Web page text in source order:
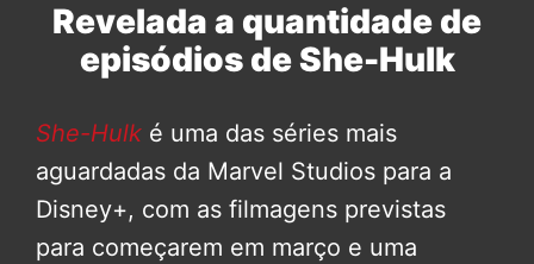
Revelada a quantidade de
episódios de She-Hulk
She-Hulk é uma das séries mais
aguardadas da Marvel Studios para a
Disney+, com as filmagens previstas
para começarem em março e uma